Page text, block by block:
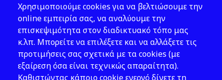
Α`/17.2.1987)(παράρτ. Α)
Αναπτυξιακή
τοξικολογία
Χρησιμοποιούμε cookies για να βελτιώσουμε την
online εμπειρία σας, να αναλύουμε την
επισκεψιμότητα στον διαδικτυακό τόπο μας
κ.λπ. Μπορείτε να επιλέξετε και να αλλάξετε τις
προτιμήσεις σας σχετικά με τα cookies (με
εξαίρεση όσα είναι τεχνικώς απαραίτητα).
Καθιστώντας κάποιο cookie ενεργό δίνετε τη